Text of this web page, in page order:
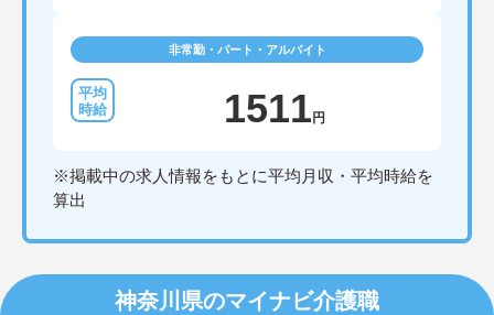
非常勤・パート・アルバイト
1511 円
※掲載中の求人情報をもとに平均月収・平均時給を
算出
神奈川県のマイナビ介護職